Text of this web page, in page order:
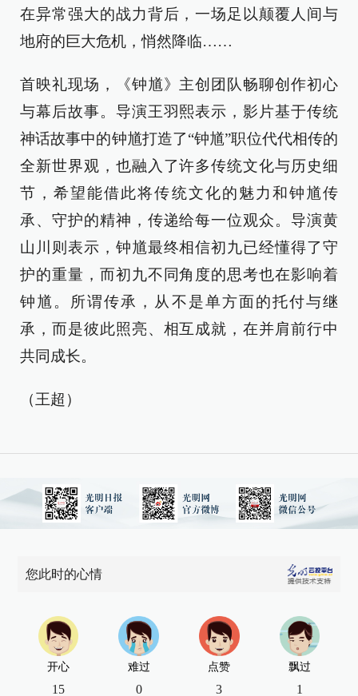
在异常强大的战力背后，一场足以颠覆人间与
地府的巨大危机，悄然降临……
首映礼现场，《钟馗》主创团队畅聊创作初心
与幕后故事。导演王羽熙表示，影片基于传统
神话故事中的钟馗打造了“钟馗”职位代代相传的
全新世界观，也融入了许多传统文化与历史细
节，希望能借此将传统文化的魅力和钟馗传
承、守护的精神，传递给每一位观众。导演黄
山川则表示，钟馗最终相信初九已经懂得了守
护的重量，而初九不同角度的思考也在影响着
钟馗。所谓传承，从不是单方面的托付与继
承，而是彼此照亮、相互成就，在并肩前行中
共同成长。
（王超）
您此时的心情
开心
15
难过
0
点赞
3
飘过
1